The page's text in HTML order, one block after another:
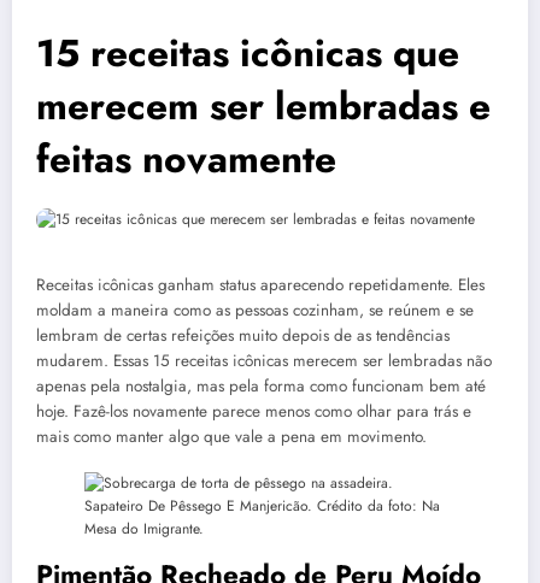
15 receitas icônicas que
merecem ser lembradas e
feitas novamente
Receitas icônicas ganham status aparecendo repetidamente. Eles
moldam a maneira como as pessoas cozinham, se reúnem e se
lembram de certas refeições muito depois de as tendências
mudarem. Essas 15 receitas icônicas merecem ser lembradas não
apenas pela nostalgia, mas pela forma como funcionam bem até
hoje. Fazê-los novamente parece menos como olhar para trás e
mais como manter algo que vale a pena em movimento.
Sapateiro De Pêssego E Manjericão. Crédito da foto: Na
Mesa do Imigrante.
Pimentão Recheado de Peru Moído